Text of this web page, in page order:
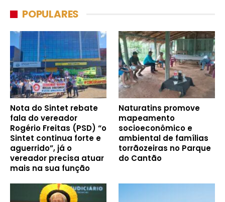
POPULARES
Nota do Sintet rebate
fala do vereador
Rogério Freitas (PSD) “o
Sintet continua forte e
aguerrido”, já o
vereador precisa atuar
mais na sua função
Naturatins promove
mapeamento
socioeconômico e
ambiental de famílias
torrãozeiras no Parque
do Cantão